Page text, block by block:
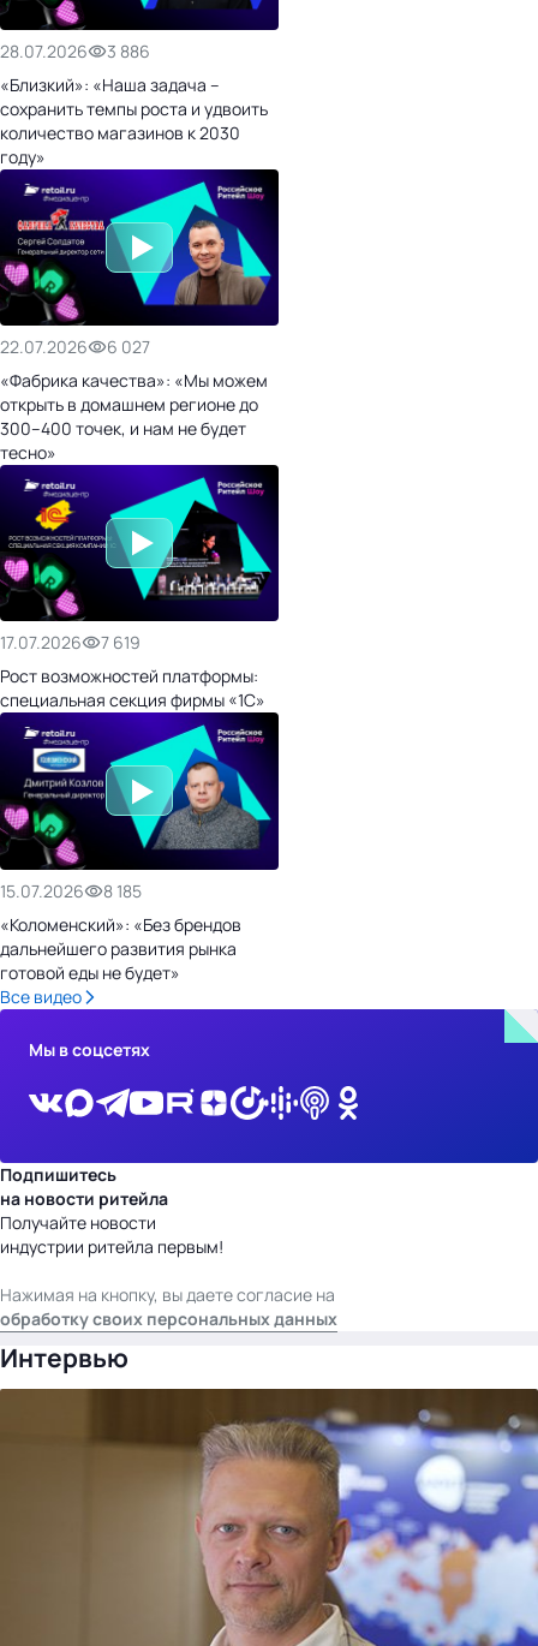
28.07.2026
3 886
«Близкий»: «Наша задача –
сохранить темпы роста и удвоить
количество магазинов к 2030
году»
22.07.2026
6 027
«Фабрика качества»: «Мы можем
открыть в домашнем регионе до
300–400 точек, и нам не будет
тесно»
17.07.2026
7 619
Рост возможностей платформы:
специальная секция фирмы «1С»
15.07.2026
8 185
«Коломенский»: «Без брендов
дальнейшего развития рынка
готовой еды не будет»
Все видео
Мы в соцсетях
Подпишитесь
на новости ритейла
Получайте новости
индустрии ритейла первым!
Нажимая на кнопку, вы даете согласие на
обработку своих персональных данных
Интервью